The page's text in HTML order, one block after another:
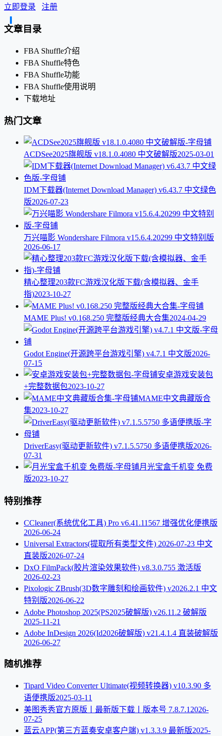
立即登录 注册
文章目录
FBA Shuffle介绍
FBA Shuffle特色
FBA Shuffle功能
FBA Shuffle使用说明
下载地址
热门文章
ACDSee2025旗舰版 v18.1.0.4080 中文破解版2025-03-01
IDM下载器(Internet Download Manager) v6.43.7 中文绿色
版2026-07-23
万兴喵影 Wondershare Filmora v15.6.4.20299 中文特别版
2026-06-17
精心整理203款FC游戏汉化版下载(含模拟器、金手
指)2023-10-27
MAME Plus! v0.168.250 完整版经典大合集2024-04-29
Godot Engine(开源跨平台游戏引擎) v4.7.1 中文版2026-
07-15
安卓游戏安装包
+完整数据包2023-10-27
MAME中文典藏版合
集2023-10-27
DriverEasy(驱动更新软件) v7.1.5.5750 多语便携版2026-
07-31
月光宝盒千机变 免费
版2023-10-27
特别推荐
CCleaner(系统优化工具) Pro v6.41.11567 增强优化便携版
2026-06-24
Universal Extractors(提取所有类型文件) 2026-07-23 中文
直装版2026-07-24
DxO FilmPack(胶片渲染效果软件) v8.3.0.755 激活版
2026-02-23
Pixologic ZBrush(3D数字雕刻和绘画软件) v2026.2.1 中文
特别版2026-06-22
Adobe Photoshop 2025(PS2025破解版) v26.11.2 破解版
2025-11-21
Adobe InDesign 2026(Id2026破解版) v21.4.1.4 直装破解版
2026-06-27
随机推荐
Tipard Video Converter Ultimate(视频转换器) v10.3.90 多
语便携版2025-03-11
美图秀秀官方原版丨最新版下载丨版本号 7.8.7.1 2026-
07-25
蓝云APP(第三方蓝奏安卓客户端) v1.3.3.9 最新版2025-